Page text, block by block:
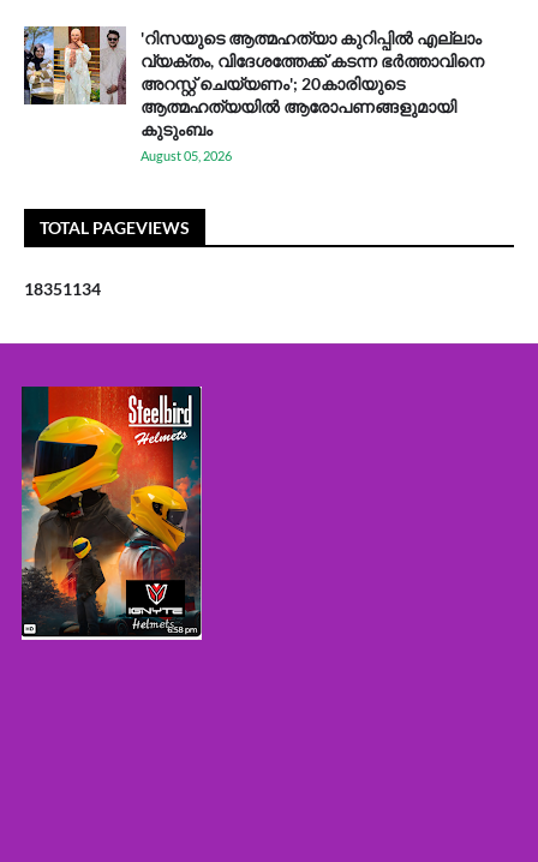
'റിസയുടെ ആത്മഹത്യാ കുറിപ്പിൽ എല്ലാം
വ്യക്തം, വിദേശത്തേക്ക് കടന്ന ഭർത്താവിനെ
അറസ്റ്റ് ചെയ്യണം'; 20കാരിയുടെ
ആത്മഹത്യയിൽ ആരോപണങ്ങളുമായി
കുടുംബം
August 05, 2026
TOTAL PAGEVIEWS
18351134